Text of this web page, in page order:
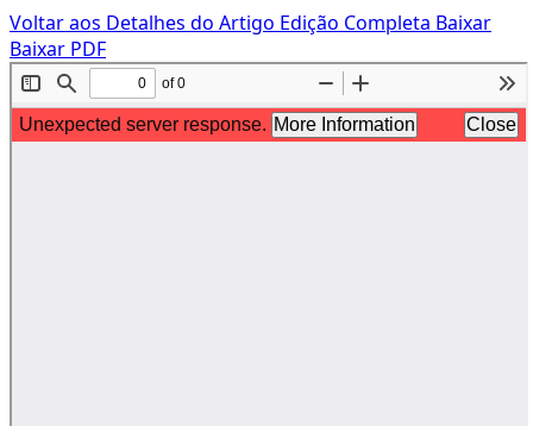
Voltar aos Detalhes do Artigo Edição Completa Baixar
Baixar PDF